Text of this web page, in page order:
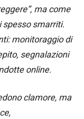
ma come
spesso smarriti.
monitoraggio di
segnalazioni
online.
clamore, ma